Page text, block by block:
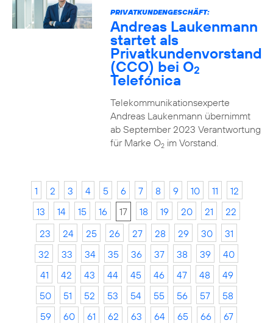
PRIVATKUNDENGESCHÄFT:
Andreas Laukenmann
startet als
Privatkundenvorstand
(CCO) bei O2
Telefónica
Telekommunikationsexperte
Andreas Laukenmann übernimmt
ab September 2023 Verantwortung
für Marke O2im Vorstand.
1 2 3 4 5 6 7 8 9 10 11
12
13
14 15 16 17 18 19 20 21
22
23
24 25 26 27 28 29 30
31
32
33 34 35 36 37 38 39
40
41
42 43 44 45 46 47 48
49
50
51 52 53 54 55 56 57
58
59
60 61 62 63 64 65 66
67